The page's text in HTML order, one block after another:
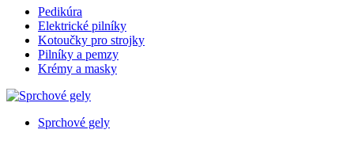
Pedikúra
Elektrické pilníky
Kotoučky pro strojky
Pilníky a pemzy
Krémy a masky
Sprchové gely